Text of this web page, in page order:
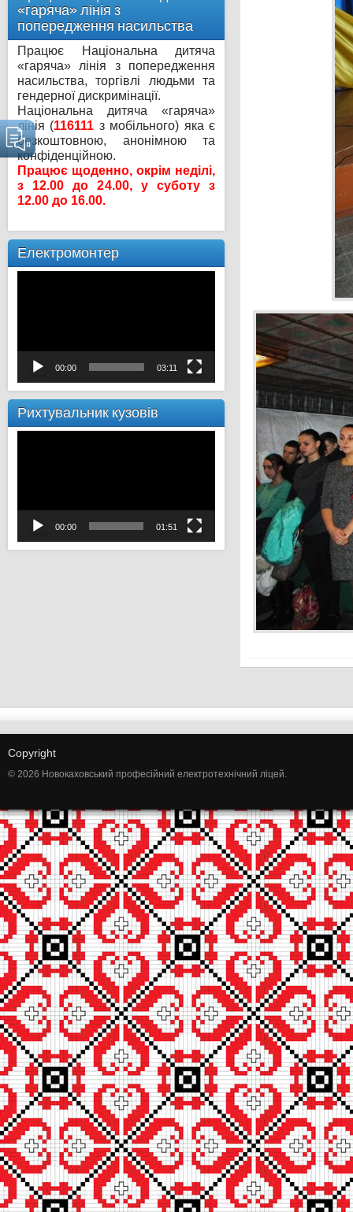
«гаряча» лінія з
попередження насильства
Працює Національна дитяча
«гаряча» лінія з попередження
насильства, торгівлі людьми та
гендерної дискримінації.
Національна дитяча «гаряча»
лінія (116111 з мобільного) яка є
безкоштовною, анонімною та
конфіденційною.
Працює щоденно, окрім неділі,
з 12.00 до 24.00, у суботу з
12.00 до 16.00.
Електромонтер
00:00 03:11
Рихтувальник кузовів
00:00 01:51
Copyright
© 2026 Новокаховський професійний електротехнічний ліцей.